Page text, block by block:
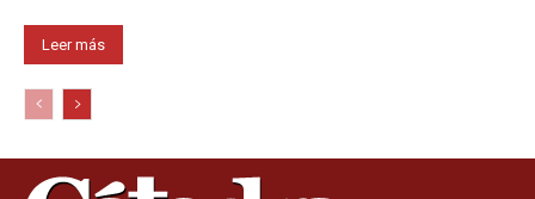
Leer más